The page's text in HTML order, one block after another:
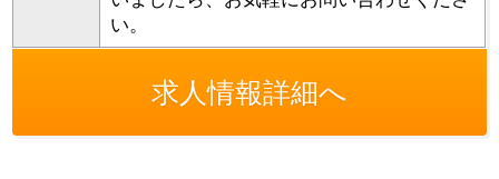
い。
求人情報詳細へ